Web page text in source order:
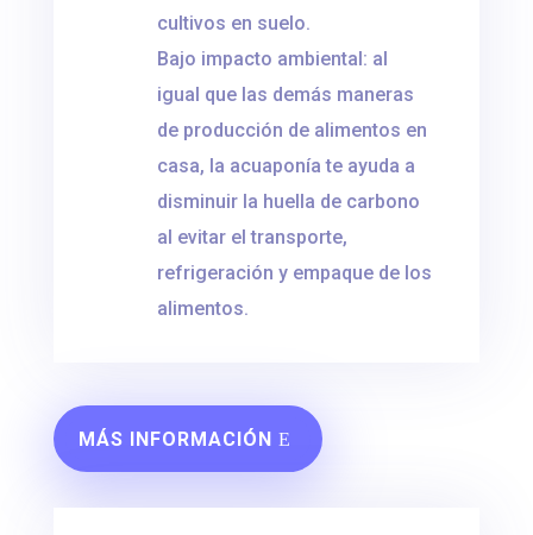
cultivos en suelo.
Bajo impacto ambiental: al
igual que las demás maneras
de producción de alimentos en
casa, la acuaponía te ayuda a
disminuir la huella de carbono
al evitar el transporte,
refrigeración y empaque de los
alimentos.
MÁS INFORMACIÓN